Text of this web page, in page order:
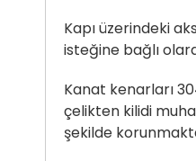
Kapı üzerindeki
isteğine bağlı
Kanat kenarları
çelikten kilidi
şekilde